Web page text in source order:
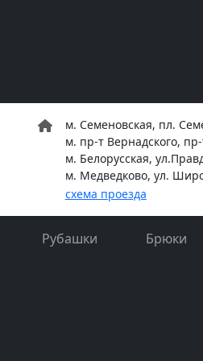
м. Семеновская, пл.
м. пр-т Вернадского,
м. Белорусская,
м. Медведково, ул.
схема проезда
Рубашки Брюки